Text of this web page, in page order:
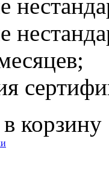
корзину